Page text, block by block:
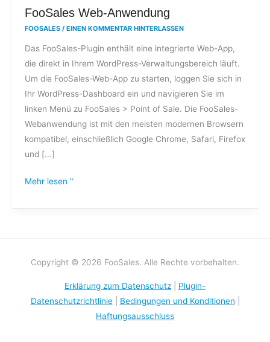
FooSales Web-Anwendung
FOOSALES / EINEN KOMMENTAR HINTERLASSEN
Das FooSales-Plugin enthält eine integrierte Web-App,
die direkt in Ihrem WordPress-Verwaltungsbereich läuft.
Um die FooSales-Web-App zu starten, loggen Sie sich in
Ihr WordPress-Dashboard ein und navigieren Sie im
linken Menü zu FooSales > Point of Sale. Die FooSales-
Webanwendung ist mit den meisten modernen Browsern
kompatibel, einschließlich Google Chrome, Safari, Firefox
und [...]
FooSales
Web-
Mehr lesen "
Copyright © 2026 FooSales. Alle Rechte vorbehalten.
Erklärung zum Datenschutz
Plugin-
Datenschutzrichtlinie| Bedingungen und Konditionen
Haftungsausschluss